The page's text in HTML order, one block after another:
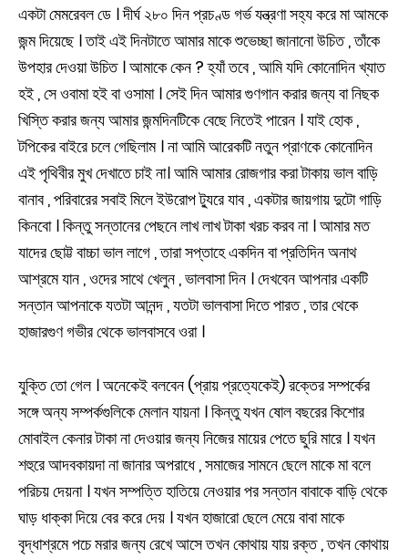
একটা মেমরেবল ডে । দীর্ঘ ২৮০ দিন প্রচণ্ড গর্ভ যন্ত্রণা সহ্য করে মা আমকে
জন্ম দিয়েছে । তাই এই দিনটাতে আমার মাকে শুভেচ্ছা জানানো উচিত , তাঁকে
উপহার দেওয়া উচিত । আমাকে কেন ? হ্যাঁ তবে , আমি যদি কোনোদিন খ্যাত
হই , সে ওবামা হই বা ওসামা । সেই দিন আমার গুণগান করার জন্য বা নিছক
খিস্তি করার জন্য আমার জন্মদিনটিকে বেছে নিতেই পারেন । যাই হোক ,
টপিকের বাইরে চলে গেছিলাম । না আমি আরেকটি নতুন প্রাণকে কোনোদিন
এই পৃথিবীর মুখ দেখাতে চাই না। আমি আমার রোজগার করা টাকায় ভাল বাড়ি
বানাব , পরিবারের সবাই মিলে ইউরোপ ট্যুরে যাব , একটার জায়গায় দুটো গাড়ি
কিনবো । কিন্তু সন্তানের পেছনে লাখ লাখ টাকা খরচ করব না । আমার মত
যাদের ছোট্ট বাচ্চা ভাল লাগে , তারা সপ্তাহে একদিন বা প্রতিদিন অনাথ
আশ্রমে যান , ওদের সাথে খেলুন , ভালবাসা দিন । দেখবেন আপনার একটি
সন্তান আপনাকে যতটা আনন্দ , যতটা ভালবাসা দিতে পারত , তার থেকে
হাজারগুণ গভীর থেকে ভালবাসবে ওরা ।
যুক্তি তো গেল । অনেকেই বলবেন (প্রায় প্রত্যেকেই) রক্তের সম্পর্কের
সঙ্গে অন্য সম্পর্কগুলিকে মেলান যায়না । কিন্তু যখন ষোল বছরের কিশোর
মোবাইল কেনার টাকা না দেওয়ার জন্য নিজের মায়ের পেতে ছুরি মারে । যখন
শহুরে আদবকায়দা না জানার অপরাধে , সমাজের সামনে ছেলে মাকে মা বলে
পরিচয় দেয়না । যখন সম্পত্তি হাতিয়ে নেওয়ার পর সন্তান বাবাকে বাড়ি থেকে
ঘাড় ধাক্কা দিয়ে বের করে দেয় । যখন হাজারো ছেলে মেয়ে বাবা মাকে
বৃদ্ধাশ্রমে পচে মরার জন্য রেখে আসে তখন কোথায় যায় রক্ত , তখন কোথায়